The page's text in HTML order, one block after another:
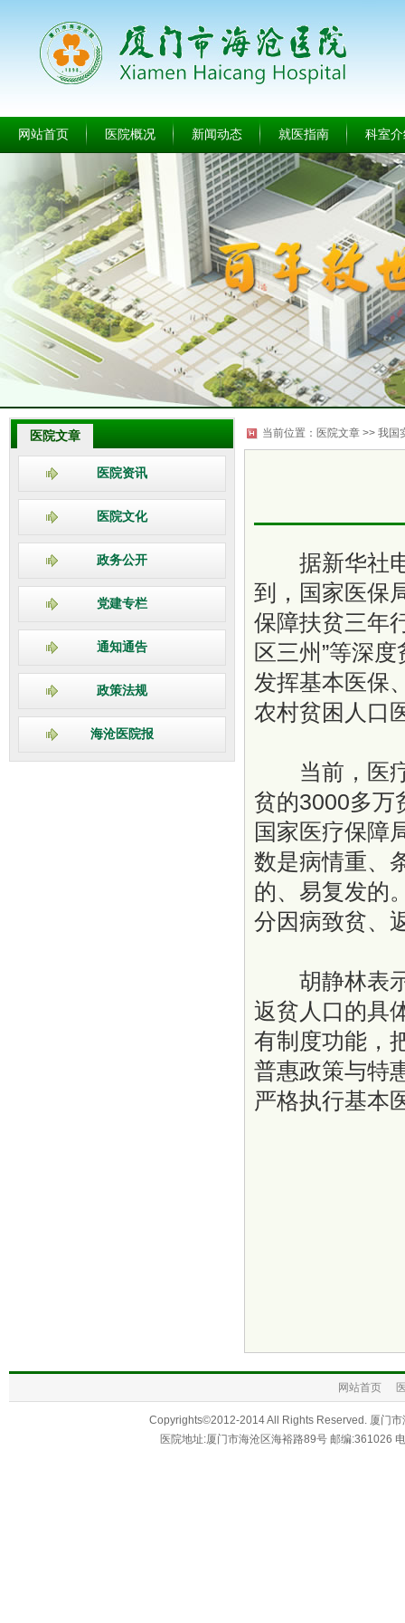
网站首页 医院概况 新闻动态 就医指南 科室
医院文章
医院资讯
医院文化
政务公开
党建专栏
通知通告
政策法规
海沧医院报
当前位置：医院文章 >> 我
据新华社电
到，国家医保
保障扶贫三年
区三州”等深
发挥基本医保
农村贫困人口
当前，医疗
贫的3000多万
国家医疗保障
数是病情重、
的、易复发的
分因病致贫、
胡静林表示
返贫人口的具
有制度功能，
普惠政策与特
严格执行基本
网站首页
Copyrights©2012-2014 All Rights Reserved. 厦门
医院地址:厦门市海沧区海裕路89号 邮编:361026